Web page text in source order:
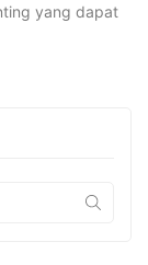
yang dapat